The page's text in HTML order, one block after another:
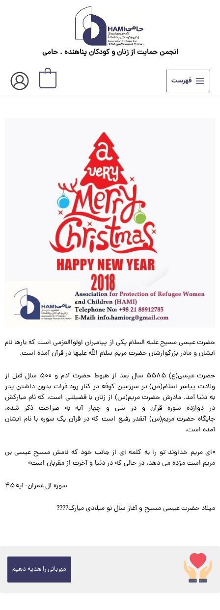
انجمن حمایت از زنان و کودکان پناهنده . حامی
فهرست
حضرت عیسی مسیح علیه السلام یکی از پیامبران اولواالعزمی است که بارها نام
ایشان و مادر بزرگوارشان حضرت مریم سلام الله علیها در قرآن آمده است.
حضرت عیسی(ع) ۵۵۸۵ سال بعد از هبوط حضرت آدم و ۵۰۰ سال قبل از
ولادت پیامبر اسلام(ص) در سرزمین کوفه در کنار رود فرات بدون داشتن پدر
به دنیا آمد. مادرش حضرت مریم(س) از زنان با فضیلتی است، که نام مبارکش
در دوازده سوره قرآن و در سی و چهار آیه به صراحت ذکر شده،
جایگاه حضرت مریم(س) آنقدر رفیع است که در قرآن یک سوره با نام ایشان
آمده است.
«اى مریم خداوند تو را به کلمه اى از جانب خود که نامش مسیح عیسی بن
مریم است مژده می دهد، در حالى که در دنیا و آخرت از مقربان است»
سوره آل عمران- آیه ۴۵
میلاد حضرت عیسی مسیح و آغاز سال نو میلادی مبارک????
مهربانی را هدیه دهیم